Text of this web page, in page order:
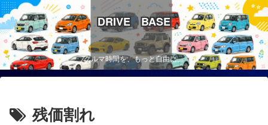
DRIVE BASE
クルマ時間を、もっと自由に。
残価割れ